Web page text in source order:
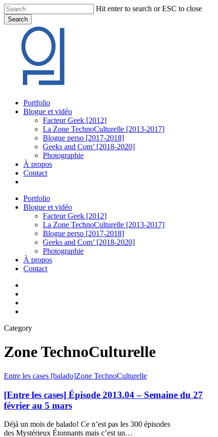
Skip
to
main
content
Hit enter to search or ESC to close
Search
Search
Menu
Portfolio
Blogue et vidéo
Facteur Geek [2012]
La Zone TechnoCulturelle [2013-2017]
Blogue perso [2017-2018]
Geeks and Com’ [2018-2020]
Photographie
À propos
Contact
Portfolio
Blogue et vidéo
Facteur Geek [2012]
La Zone TechnoCulturelle [2013-2017]
Blogue perso [2017-2018]
Geeks and Com’ [2018-2020]
Photographie
À propos
Contact
Category
Zone TechnoCulturelle
[Entre
cases]
Épisode
2013.04
Semaine
Entre les cases [balado]Zone TechnoCulturelle
[Entre les cases] Épisode 2013.04 – Semaine du 27
février au 5 mars
Déjà un mois de balado! Ce n’est pas les 300 épisodes
des Mystérieux Étonnants mais c’est un…